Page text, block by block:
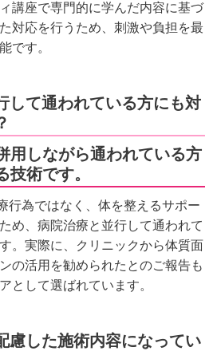
講座で専門的に学んだ内容に基づ
対応を行うため、刺激や負担を最
です。
して通われている方にも対
用しながら通われている方
技術です。
行為ではなく、体を整えるサポー
め、病院治療と並行して通われて
。実際に、クリニックから体質面
の活用を勧められたとのご報告も
として選ばれています。
慮した施術内容になってい